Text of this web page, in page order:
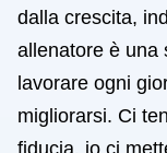
dalla crescita,
allenatore è una
lavorare ogni
migliorarsi. Ci
fiducia, io ci